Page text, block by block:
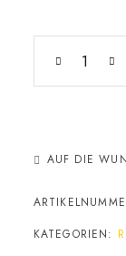
AUF DIE
KATEGORIEN: